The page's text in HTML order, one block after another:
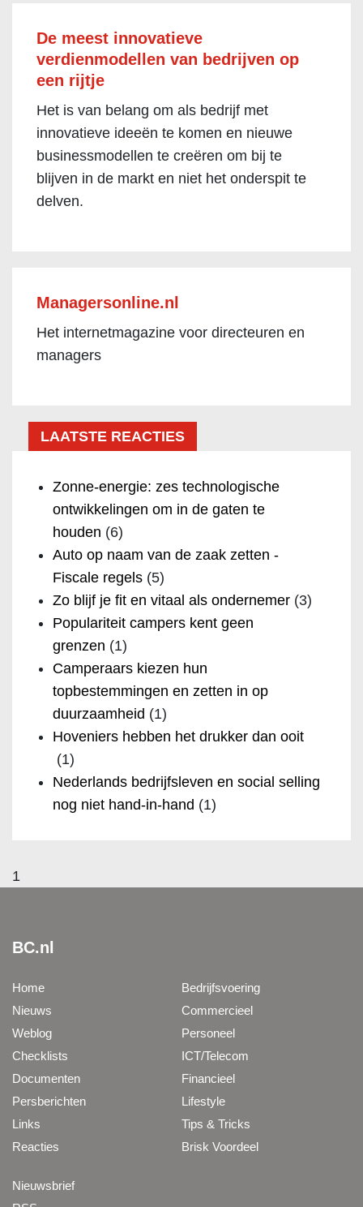
De meest innovatieve
verdienmodellen van bedrijven op
een rijtje
Het is van belang om als bedrijf met
innovatieve ideeën te komen en nieuwe
businessmodellen te creëren om bij te
blijven in de markt en niet het onderspit te
delven.
Managersonline.nl
Het internetmagazine voor directeuren en
managers
LAATSTE REACTIES
Zonne-energie: zes technologische
ontwikkelingen om in de gaten te
houden (6)
Auto op naam van de zaak zetten -
Fiscale regels (5)
Zo blijf je fit en vitaal als ondernemer (3)
Populariteit campers kent geen
grenzen (1)
Camperaars kiezen hun
topbestemmingen en zetten in op
duurzaamheid (1)
Hoveniers hebben het drukker dan ooit
(1)
Nederlands bedrijfsleven en social selling
nog niet hand-in-hand (1)
1
BC.nl
Home
Nieuws
Weblog
Checklists
Documenten
Persberichten
Links
Reacties
Bedrijfsvoering
Commercieel
Personeel
ICT/Telecom
Financieel
Lifestyle
Tips & Tricks
Brisk Voordeel
Nieuwsbrief